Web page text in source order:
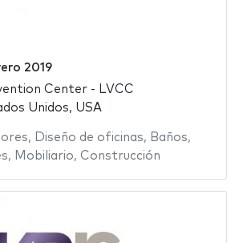
2019
Center - LVCC
Unidos, USA
, Diseño de oficinas, Baños,
, Mobiliario, Construcción